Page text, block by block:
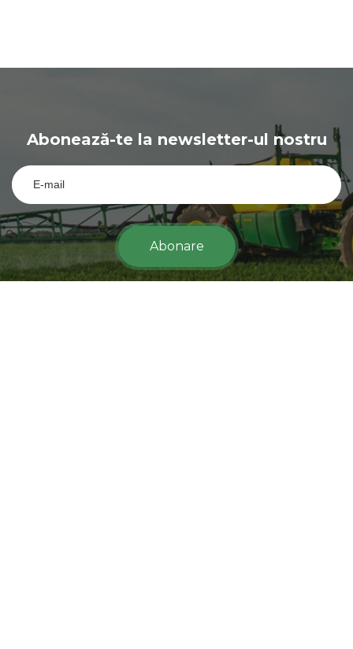
Abonează-te la newsletter-ul nostru
Abonare